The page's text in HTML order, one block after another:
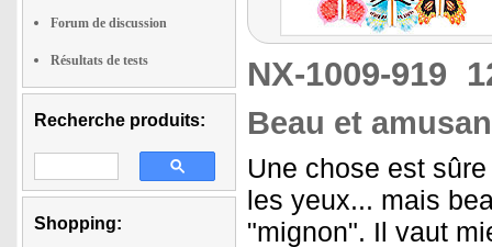
Forum de discussion
Résultats de tests
Recherche produits:
Shopping:
NX-1009-919
Beau et
Une chose est
les yeux... mais
"mignon". Il vaut